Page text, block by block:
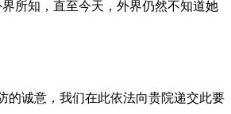
所知，直至今天，外界仍然不知道她
的诚意，我们在此依法向贵院递交此要